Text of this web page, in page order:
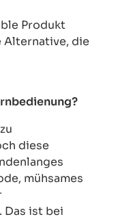
Produkt
die
diese
mühsames
Das ist bei